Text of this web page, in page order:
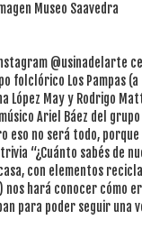
Museo Saavedra
@usinadelarte
Los Pampas
López May y Rodrigo
Ariel Báez del
eso no será todo,
“¿Cuánto sabés de
con elementos
hará conocer cómo
para poder seguir una